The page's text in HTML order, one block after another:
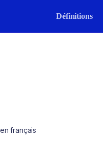
Définitions
français